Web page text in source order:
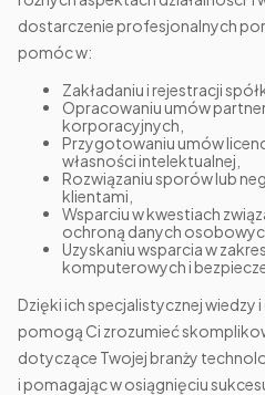
dostarczenie profesjonalnych
pomóc w:
Zakładaniu i rejestracji
Opracowaniu umów
korporacyjnych,
Przygotowaniu umów
własności intelektualnej,
Rozwiązaniu sporów lub
klientami,
Wsparciu w kwestiach
ochroną danych
Uzyskaniu wsparcia w
komputerowych i
Dzięki ich specjalistycznej wiedzy
pomogą Ci zrozumieć
dotyczące Twojej branży
i pomagając w osiągnięciu